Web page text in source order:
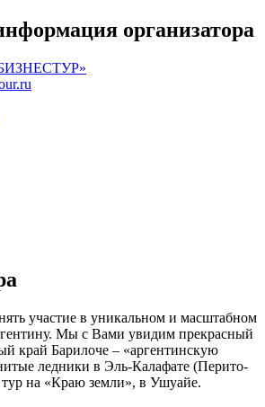
организатора
участие в уникальном и масштабном
Мы с Вами увидим прекрасный
край Барилоче – «аргентинскую
ледники в Эль-Калафате (Перито-
на «Краю земли», в Ушуайе.